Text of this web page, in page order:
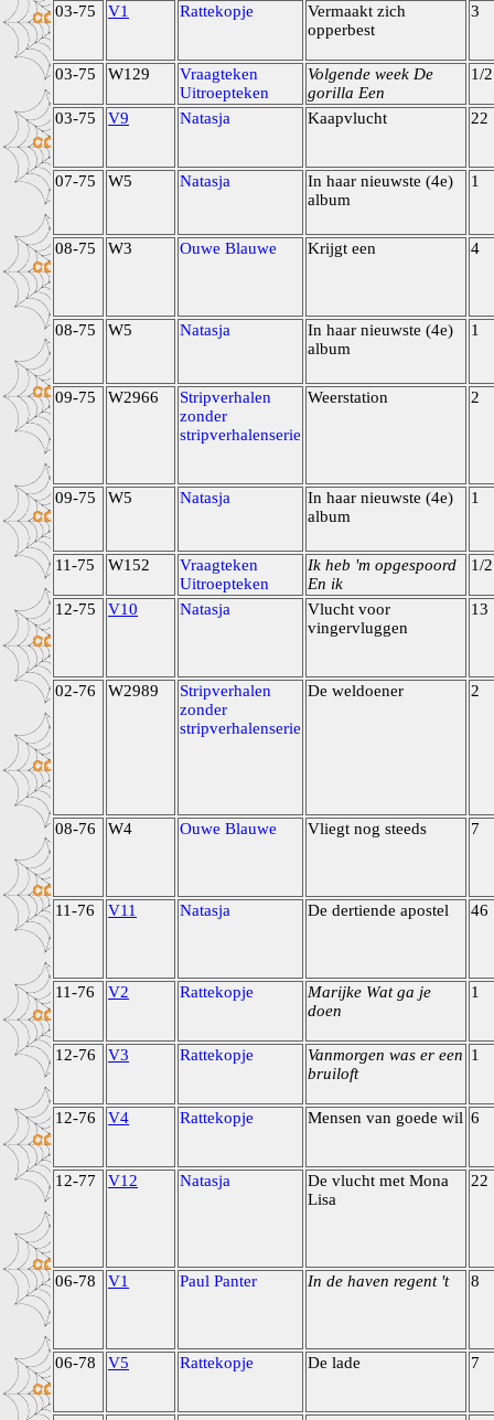
03-75 V1 Rattekopje
Vermaakt zich
opperbest
3
03-75 W129
Vraagteken
Uitroepteken
Volgende week De
gorilla Een
1/2
03-75 V9 Natasja Kaapvlucht 22
07-75 W5 Natasja
In haar nieuwste (4e)
album
1
08-75 W3 Ouwe Blauwe Krijgt een 4
08-75 W5 Natasja
In haar nieuwste (4e)
album
1
09-75 W2966
Stripverhalen
zonder
stripverhalenserie
Weerstation 2
09-75 W5 Natasja
In haar nieuwste (4e)
album
1
11-75 W152
Vraagteken
Uitroepteken
Ik heb 'm opgespoord
En ik
1/2
12-75 V10 Natasja
Vlucht voor
vingervluggen
13
02-76 W2989
Stripverhalen
zonder
stripverhalenserie
De weldoener 2
08-76 W4 Ouwe Blauwe Vliegt nog steeds 7
11-76 V11 Natasja De dertiende apostel 46
11-76 V2 Rattekopje
Marijke Wat ga je
doen
1
12-76 V3 Rattekopje
Vanmorgen was er een
bruiloft
1
12-76 V4 Rattekopje Mensen van goede wil 6
12-77 V12 Natasja
De vlucht met Mona
Lisa
22
06-78 V1 Paul Panter In de haven regent 't 8
06-78 V5 Rattekopje De lade 7